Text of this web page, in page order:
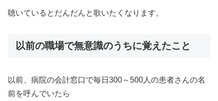
聴いているとだんだんと歌いたくなります。
以前の職場で無意識のうちに覚えたこと
以前、病院の会計窓口で毎日300～500人の患者さんの名
前を呼んでいたら